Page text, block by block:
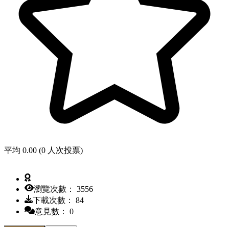
平均 0.00 (0 人次投票)
瀏覽次數： 3556
下載次數： 84
意見數： 0